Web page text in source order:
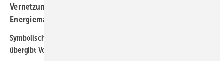
Vernetzung und Diskussionen rund um den Wärme- und
Energiemarkt. .
Symbolische Staffelstabsübergabe: Nikolaus Fleischhacker
übergibt Vorsitz an Hubertus Brunner